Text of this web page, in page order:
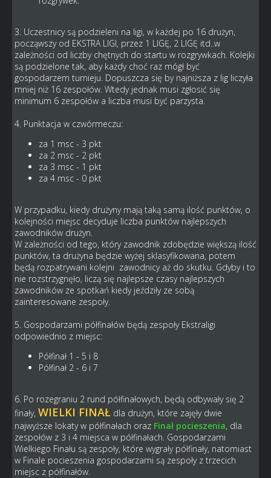
3. Uczestnicy są podzieleni na ligi, w każdej po 16 drużyn,
począwszy od EKSTRA LIGI, przez 1 LIGĘ, 2 LIGĘ itd..w
zależności od liczby chętnych do startu w rozgrywkach. Kolejki
są podzielone tak, aby każdy choć raz mógł być
gospodarzem turnieju. Dopuszcza się by najniższa z lig liczyła
mniej niż 16 zespołów. Wtedy jednak musi zgłosić się
minimum 6 zespołów a liczba musi być parzysta.
4. Punktacja w czwórmeczu:
za 1 msc - 3 pkt
za 2 msc - 2 pkt
za 3 msc - 1 pkt
za 4 msc - 0 pkt
W przypadku, kiedy drużyny mają taką samą ilość punktów, o
kolejności miejsc decyduje liczba punktów najlepszych
zawodników drużyn.
W zależności od tego, który zawodnik zdobędzie większą ilość
punktów, ta drużyna będzie wyżej sklasyfikowana, potem
będą rozpatrywani kolejni zawodnicy aż do skutku. Gdyby i to
nie rozstrzygnęło, liczą się najlepsze czasy najlepszych
zawodników ze spotkań kiedy jeździły ze sobą
zainteresowane zespoły.
5. Gospodarzami półfinałów będą zespoły Ekstraligi
odpowiednio z miejsc:
Półfinał 1 - 5 i 8
Półfinał 2 - 6 i 7
6. Po rozegraniu 2 rund półfinałowych, będą odbywały się 2
finały, WIELKI FINAŁdla drużyn, które zajęły dwie
najwyższe lokaty w półfinałach oraz Finał pocieszenia, dla
zespołów z 3 i 4 miejsca w półfinałach. Gospodarzami
Wielkiego Finału są zespoły, które wygrały półfinały, natomiast
w Finale pocieszenia gospodarzami są zespoły z trzecich
miejsc z półfinałów.